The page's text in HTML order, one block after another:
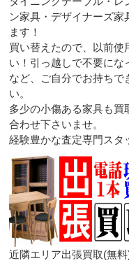
ン家具・デザイナーズ
ます！
買い替えたので、以前使
い！引っ越しで不要に
など、ご自分でお持ちで
い。
多少の小傷ある家具も買
合わせ下さいませ。
経験豊かな査定専門スタ
近隣エリア出張買取(無